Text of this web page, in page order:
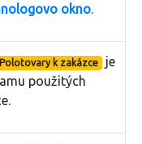
okno.
Polotovary k zakázce
je
použitých